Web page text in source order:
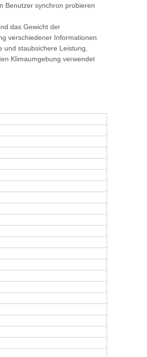
Benutzer synchron probieren
das Gewicht der
verschiedener Informationen
staubsichere Leistung,
Klimaumgebung verwendet